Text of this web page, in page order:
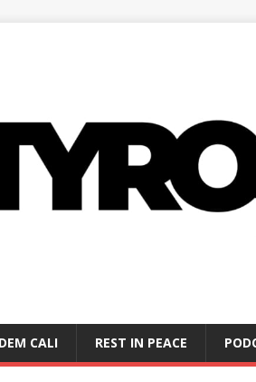
CALI REST IN PEACE